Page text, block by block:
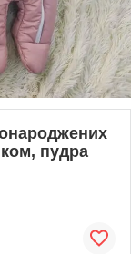
пудра